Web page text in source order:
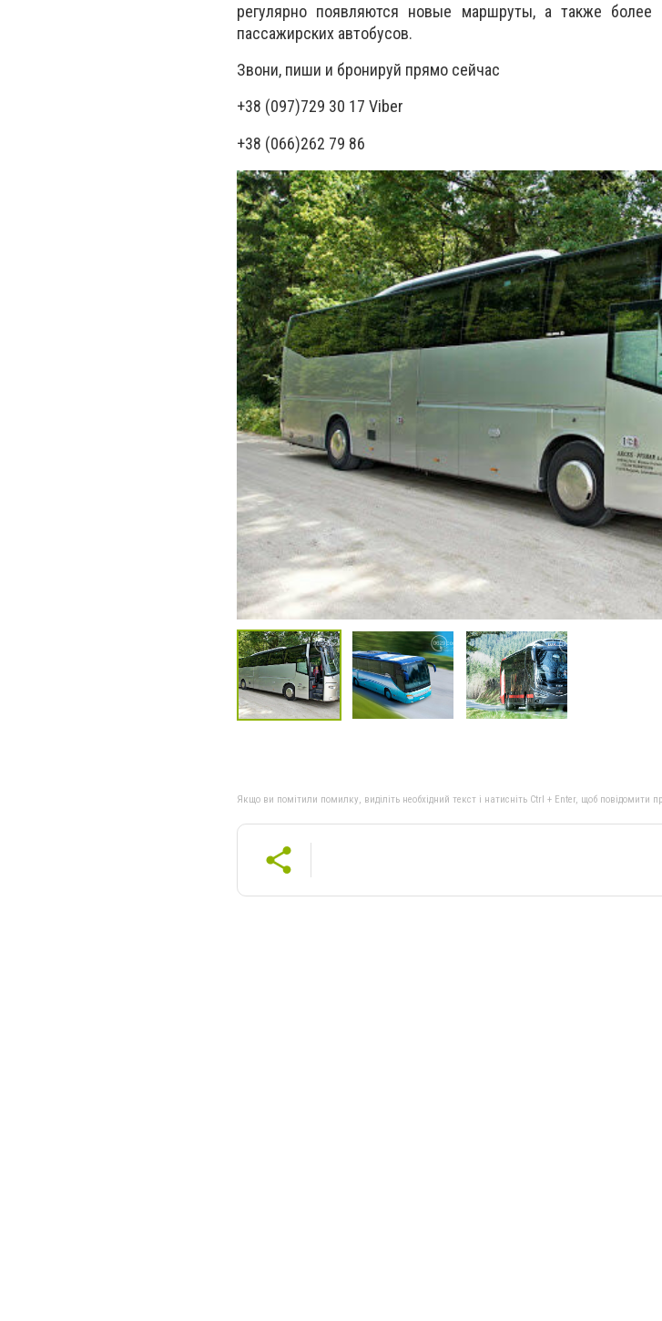
регулярно появляются новые маршруты, а также более
пассажирских автобусов.
Звони, пиши и бронируй прямо сейчас
+38 (097)729 30 17 Viber
+38 (066)262 79 86
Якщо ви помітили помилку, виділіть необхідний текст і натисніть Ctrl + Enter, щоб повідомити